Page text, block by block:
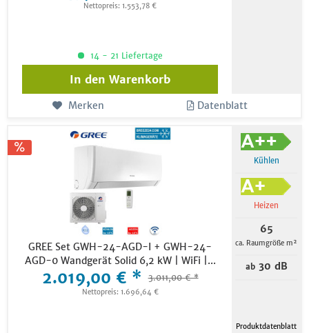
Nettopreis: 1.553,78 €
14 - 21 Liefertage
In den Warenkorb
Merken Datenblatt
GREE Set GWH-24-AGD-I + GWH-24-
AGD-0 Wandgerät Solid 6,2 kW | WiFi |...
2.019,00 € * 3.011,00 € *
Nettopreis: 1.696,64 €
Kühlen
Heizen
65
ca. Raumgröße m²
ab30 dB
Produktdatenblatt